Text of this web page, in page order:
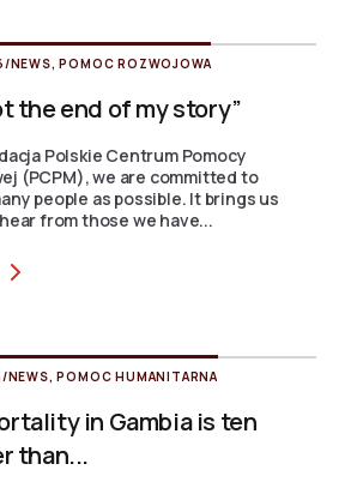
/NEWS,POMOC ROZWOJOWA
the end of my story”
Polskie Centrum Pomocy
(PCPM), we are committed to
people as possible. It brings us
from those we have...
/NEWS,POMOC HUMANITARNA
in Gambia is ten
than...